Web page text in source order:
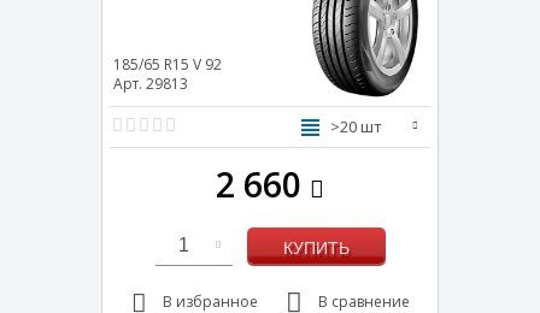
185/65 R15 V 92
Арт. 29813
>20 шт
2 660
1 КУПИТЬ
В избранное В сравнение